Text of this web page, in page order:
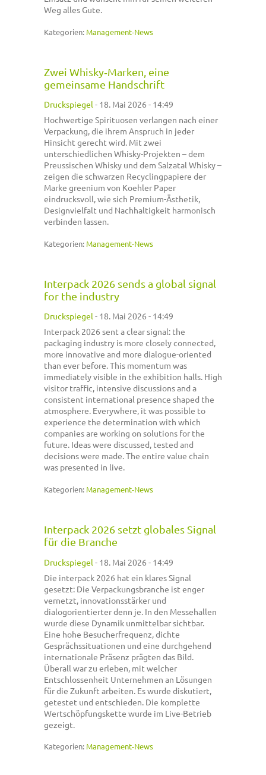
Weg alles Gute.
Kategorien: Management-News
Zwei Whisky‑Marken, eine
gemeinsame Handschrift
Druckspiegel - 18. Mai 2026 - 14:49
Hochwertige Spirituosen verlangen nach einer
Verpackung, die ihrem Anspruch in jeder
Hinsicht gerecht wird. Mit zwei
unterschiedlichen Whisky-Projekten – dem
Preussischen Whisky und dem Salzatal Whisky –
zeigen die schwarzen Recyclingpapiere der
Marke greenium von Koehler Paper
eindrucksvoll, wie sich Premium-Ästhetik,
Designvielfalt und Nachhaltigkeit harmonisch
verbinden lassen.
Kategorien: Management-News
Interpack 2026 sends a global signal
for the industry
Druckspiegel - 18. Mai 2026 - 14:49
Interpack 2026 sent a clear signal: the
packaging industry is more closely connected,
more innovative and more dialogue-oriented
than ever before. This momentum was
immediately visible in the exhibition halls. High
visitor traffic, intensive discussions and a
consistent international presence shaped the
atmosphere. Everywhere, it was possible to
experience the determination with which
companies are working on solutions for the
future. Ideas were discussed, tested and
decisions were made. The entire value chain
was presented in live.
Kategorien: Management-News
Interpack 2026 setzt globales Signal
für die Branche
Druckspiegel - 18. Mai 2026 - 14:49
Die interpack 2026 hat ein klares Signal
gesetzt: Die Verpackungsbranche ist enger
vernetzt, innovationsstärker und
dialogorientierter denn je. In den Messehallen
wurde diese Dynamik unmittelbar sichtbar.
Eine hohe Besucherfrequenz, dichte
Gesprächssituationen und eine durchgehend
internationale Präsenz prägten das Bild.
Überall war zu erleben, mit welcher
Entschlossenheit Unternehmen an Lösungen
für die Zukunft arbeiten. Es wurde diskutiert,
getestet und entschieden. Die komplette
Wertschöpfungskette wurde im Live-Betrieb
gezeigt.
Kategorien: Management-News